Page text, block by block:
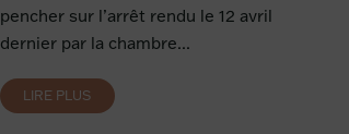
pencher sur l’arrêt rendu le 12 avril
dernier par la chambre...
LIRE PLUS